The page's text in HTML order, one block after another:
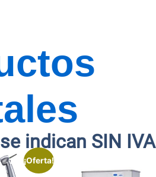
indican SIN IVA
¡Oferta!